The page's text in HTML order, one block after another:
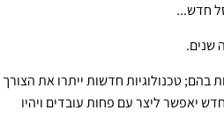
חדש...
שנים.
בהם; טכנולוגיות חדשות ייתרו את הצורך
יאפשר ליצר עם פחות עובדים ויהיו